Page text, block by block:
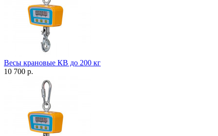
Весы крановые КВ до 200 кг
10 700 р.